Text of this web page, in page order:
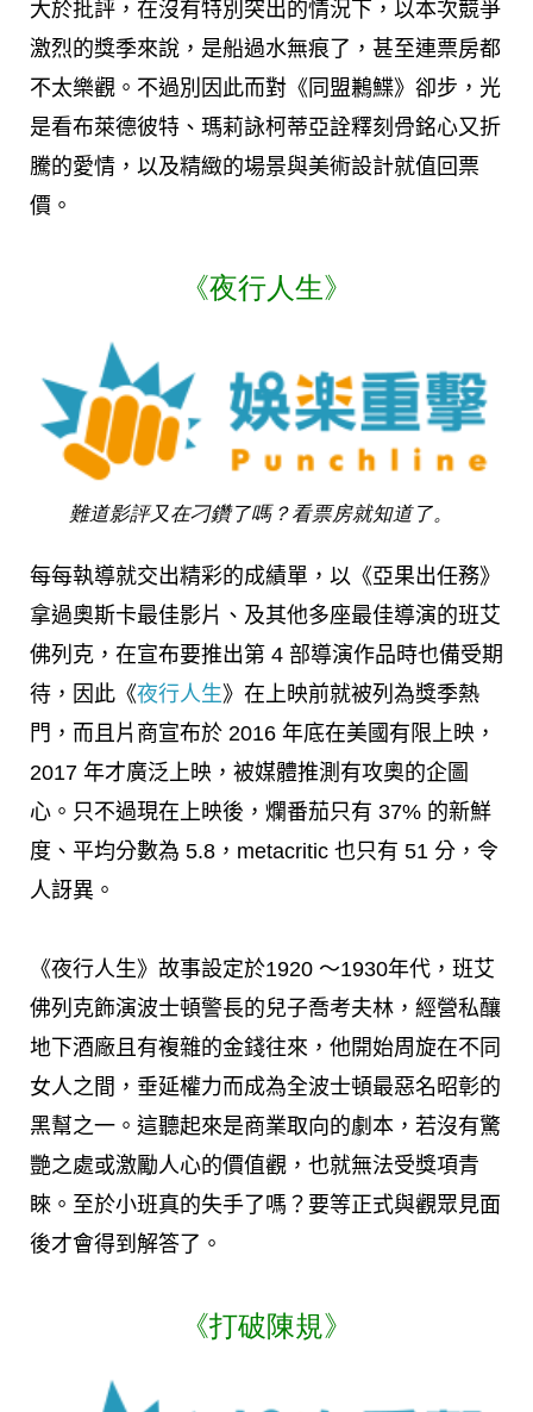
大於批評，在沒有特別突出的情況下，以本次競爭
激烈的獎季來說，是船過水無痕了，甚至連票房都
不太樂觀。不過別因此而對《同盟鶼鰈》卻步，光
是看布萊德彼特、瑪莉詠柯蒂亞詮釋刻骨銘心又折
騰的愛情，以及精緻的場景與美術設計就值回票
價。
《夜行人生》
難道影評又在刁鑽了嗎？看票房就知道了。
每每執導就交出精彩的成績單，以《亞果出任務》
拿過奧斯卡最佳影片、及其他多座最佳導演的班艾
佛列克，在宣布要推出第 4 部導演作品時也備受期
待，因此《夜行人生》在上映前就被列為獎季熱
門，而且片商宣布於 2016 年底在美國有限上映，
2017 年才廣泛上映，被媒體推測有攻奧的企圖
心。只不過現在上映後，爛番茄只有 37% 的新鮮
度、平均分數為 5.8，metacritic 也只有 51 分，令
人訝異。
《夜行人生》故事設定於1920 ～1930年代，班艾
佛列克飾演波士頓警長的兒子喬考夫林，經營私釀
地下酒廠且有複雜的金錢往來，他開始周旋在不同
女人之間，垂延權力而成為全波士頓最惡名昭彰的
黑幫之一。這聽起來是商業取向的劇本，若沒有驚
艷之處或激勵人心的價值觀，也就無法受獎項青
睞。至於小班真的失手了嗎？要等正式與觀眾見面
後才會得到解答了。
《打破陳規》